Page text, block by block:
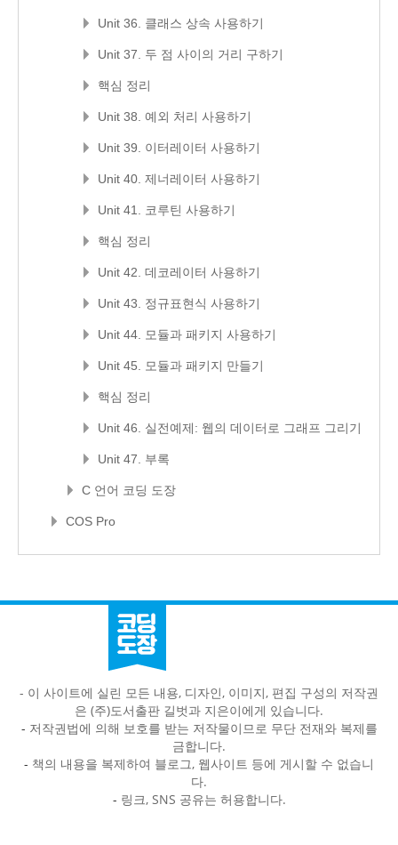
Unit 36. 클래스 상속 사용하기
Unit 37. 두 점 사이의 거리 구하기
핵심 정리
Unit 38. 예외 처리 사용하기
Unit 39. 이터레이터 사용하기
Unit 40. 제너레이터 사용하기
Unit 41. 코루틴 사용하기
핵심 정리
Unit 42. 데코레이터 사용하기
Unit 43. 정규표현식 사용하기
Unit 44. 모듈과 패키지 사용하기
Unit 45. 모듈과 패키지 만들기
핵심 정리
Unit 46. 실전예제: 웹의 데이터로 그래프 그리기
Unit 47. 부록
C 언어 코딩 도장
COS Pro
- 이 사이트에 실린 모든 내용, 디자인, 이미지, 편집 구성의 저작권
은 (주)도서출판 길벗과 지은이에게 있습니다.
- 저작권법에 의해 보호를 받는 저작물이므로 무단 전재와 복제를
금합니다.
- 책의 내용을 복제하여 블로그, 웹사이트 등에 게시할 수 없습니
다.
- 링크, SNS 공유는 허용합니다.